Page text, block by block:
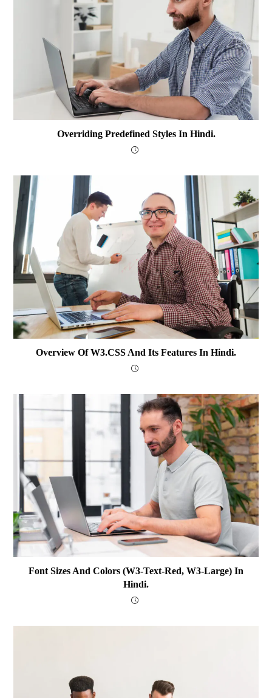
Overriding Predefined Styles In Hindi.
Overview Of W3.CSS And Its Features In Hindi.
Font Sizes And Colors (w3-Text-Red, W3-Large) In
Hindi.